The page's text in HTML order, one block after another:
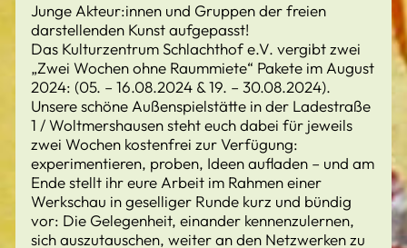
Junge Akteur:innen und Gruppen der freien
darstellenden Kunst aufgepasst!
Das Kulturzentrum Schlachthof e.V. vergibt zwei
„Zwei Wochen ohne Raummiete“ Pakete im August
2024: (05. – 16.08.2024 & 19. – 30.08.2024).
Unsere schöne Außenspielstätte in der Ladestraße
1 / Woltmershausen steht euch dabei für jeweils
zwei Wochen kostenfrei zur Verfügung:
experimentieren, proben, Ideen aufladen – und am
Ende stellt ihr eure Arbeit im Rahmen einer
Werkschau in geselliger Runde kurz und bündig
vor: Die Gelegenheit, einander kennenzulernen,
sich auszutauschen, weiter an den Netzwerken zu